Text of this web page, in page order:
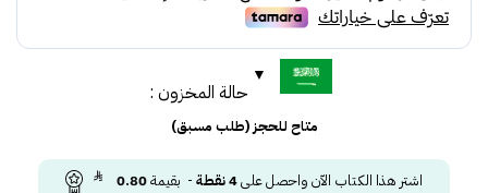
حالة المخزون :
متاح للحجز (طلب مسبق)
اشتر هذا الكتاب الآن واحصل على4نقطة- بقيمة0.80